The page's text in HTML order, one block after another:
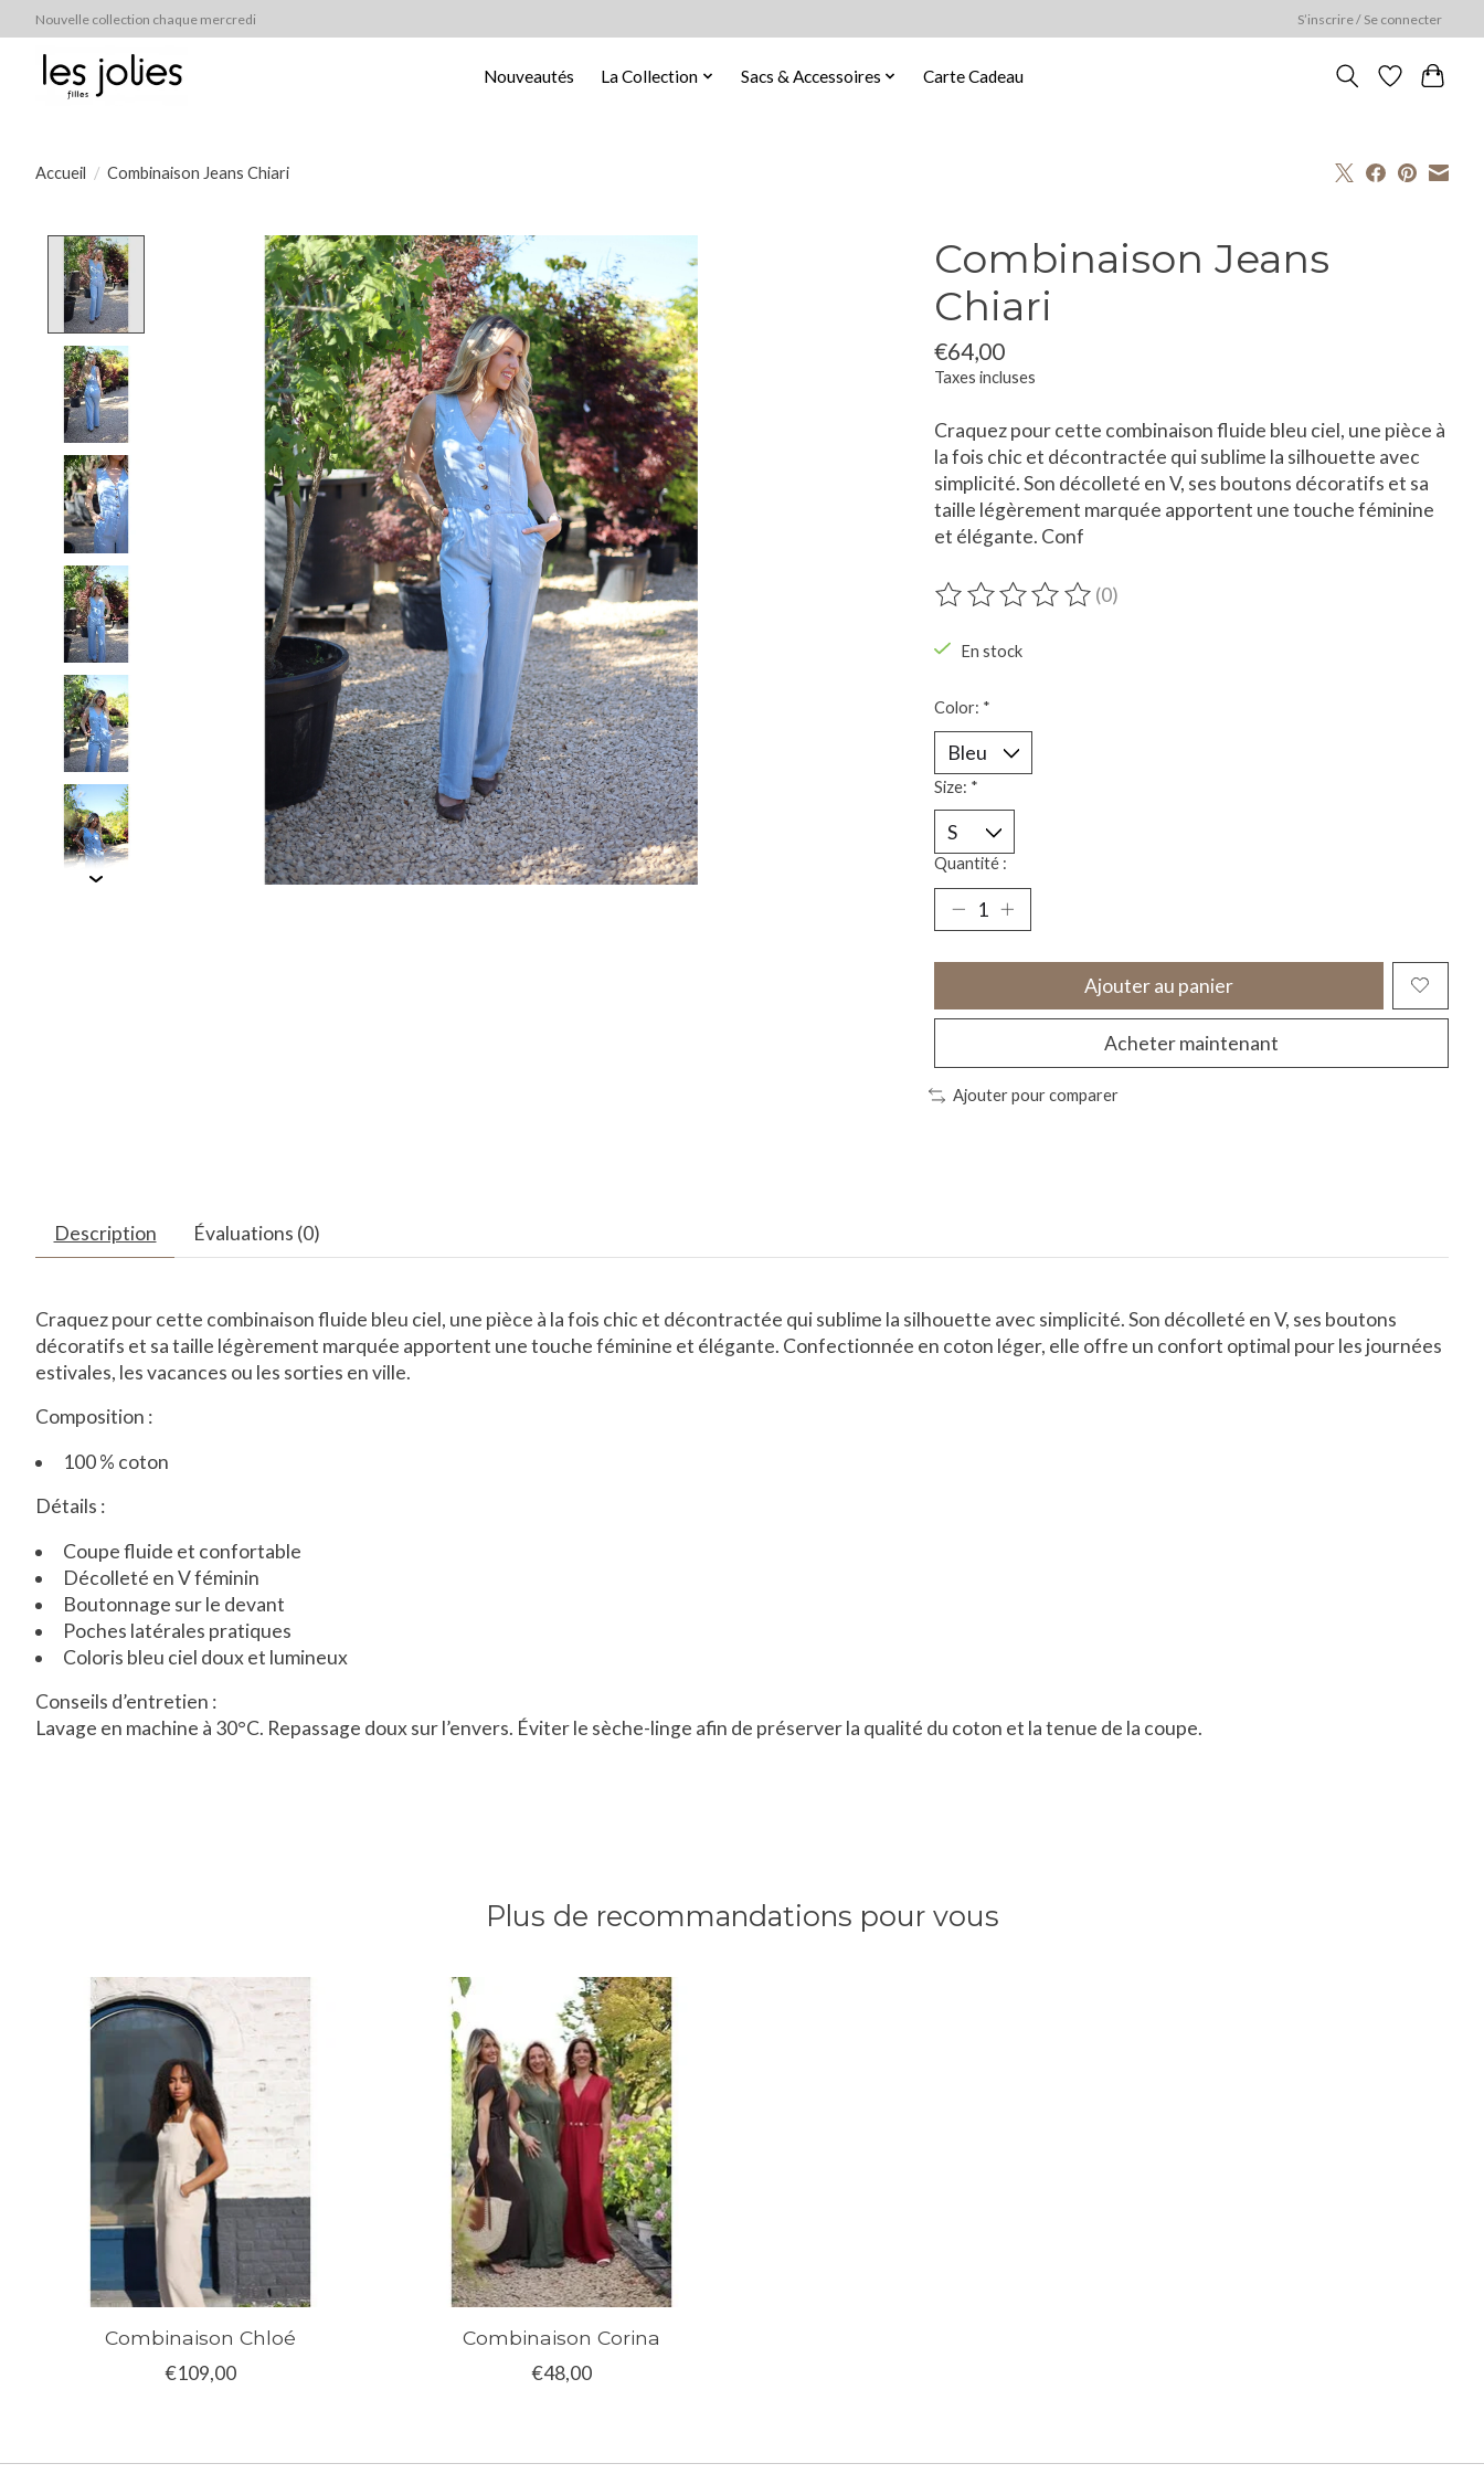
Nouvelle collection chaque mercredi S’inscrire / Se connecter
Nouveautés La Collection Sacs & Accessoires Carte Cadeau
Accueil / Combinaison Jeans Chiari
Product image slideshow Items
Combinaison Jeans
Chiari
€64,00
Taxes incluses
Craquez pour cette combinaison fluide bleu ciel, une pièce à
la fois chic et décontractée qui sublime la silhouette avec
simplicité. Son décolleté en V, ses boutons décoratifs et sa
taille légèrement marquée apportent une touche féminine
et élégante. Conf
Ce produit est évalué à
(0)
En stock
Color: *
Size: *
Quantité :
Ajouter au panier
Acheter maintenant
Ajouter pour comparer
Description Évaluations (0)
Craquez pour cette combinaison fluide bleu ciel, une pièce à la fois chic et décontractée qui sublime la silhouette avec simplicité. Son décolleté en V, ses boutons
décoratifs et sa taille légèrement marquée apportent une touche féminine et élégante. Confectionnée en coton léger, elle offre un confort optimal pour les journées
estivales, les vacances ou les sorties en ville.
Composition :
100 % coton
Détails :
Coupe fluide et confortable
Décolleté en V féminin
Boutonnage sur le devant
Poches latérales pratiques
Coloris bleu ciel doux et lumineux
Conseils d’entretien :
Lavage en machine à 30°C. Repassage doux sur l’envers. Éviter le sèche-linge afin de préserver la qualité du coton et la tenue de la coupe.
Plus de recommandations pour vous
Articles du carrousel de produits
Combinaison Chloé
€109,00
Combinaison Corina
€48,00